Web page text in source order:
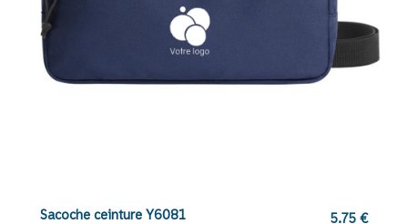
Sacoche ceinture Y6081 5.75 €